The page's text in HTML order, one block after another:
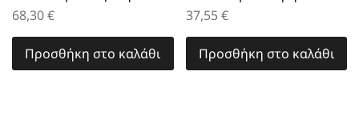
68,30€
Προσθήκη στο καλάθι
37,55€
Προσθήκη στο καλάθι